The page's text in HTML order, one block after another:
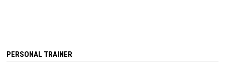
PERSONAL TRAINER